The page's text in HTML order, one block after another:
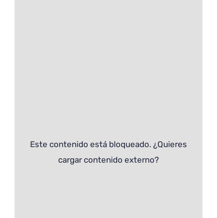
Este contenido está bloqueado. ¿Quieres
cargar contenido externo?